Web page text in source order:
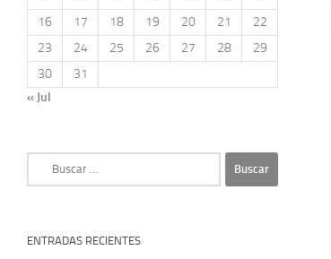
16
17 18 19 20 21
22
23
24 25 26 27 28
29
30
31
« Jul
ENTRADAS RECIENTES